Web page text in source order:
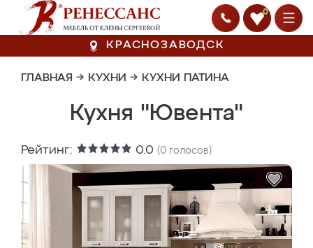
0
КРАСНОЗАВОДСК
ГЛАВНАЯ → КУХНИ → КУХНИ ПАТИНА
Кухня "Ювента"
Рейтинг: 0.0 (0 голосов)